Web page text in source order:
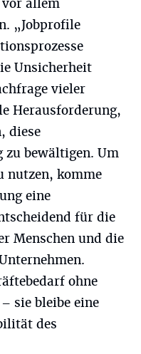
allem
„Jobprofile
Unsicherheit
vieler
Herausforderung,
diese
bewältigen. Um
nutzen, komme
eine
für die
Menschen und die
ohne
sie bleibe eine
des